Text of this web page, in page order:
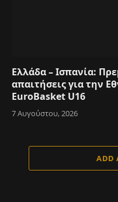
Ελλάδα – Ισπανία:
απαιτήσεις για την
EuroBasket U16
7 Αυγούστου, 2026
ADD